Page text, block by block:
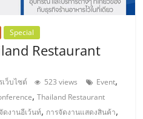
Special
Restaurant
ว็บไซต์ 523 views Event,
,Thailand Restaurant
ดงานอีเว้นท์, การจัดงานแสดงสินค้า,